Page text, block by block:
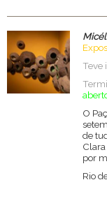
Teve
O
de
por
Rio